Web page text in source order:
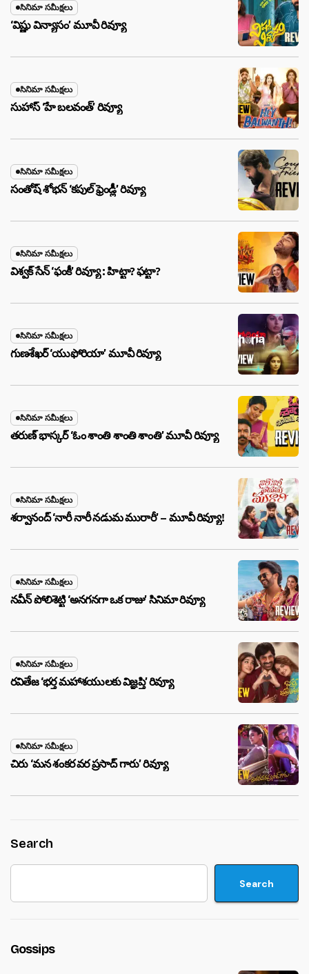
సినిమా సమీక్షలు
‘విష్ణు విన్యాసం’ మూవీ రివ్యూ
సినిమా సమీక్షలు
సుహాస్ ‘హే బలవంత్’ రివ్యూ
సినిమా సమీక్షలు
సంతోష్ శోభన్ ‘కపుల్ ఫ్రెండ్లీ’ రివ్యూ
సినిమా సమీక్షలు
విశ్వక్ సేన్ ‘ఫంకీ’ రివ్యూ : హిట్టా? ఫట్టా?
సినిమా సమీక్షలు
గుణశేఖర్ ‘యుఫోరియా’ మూవీ రివ్యూ
సినిమా సమీక్షలు
తరుణ్ భాస్కర్ ‘ఓం శాంతి శాంతి శాంతి’ మూవీ రివ్యూ
సినిమా సమీక్షలు
శర్వానంద్ ‘నారీ నారీ నడుమ మురారీ’ – మూవీ రివ్యూ!
సినిమా సమీక్షలు
నవీన్ పోలిశెట్టి ‘అనగనగా ఒక రాజు’ సినిమా రివ్యూ
సినిమా సమీక్షలు
రవితేజ ‘భర్త మహాశయులకు విజ్ఞప్తి’ రివ్యూ
సినిమా సమీక్షలు
చిరు ‘మ‌న శంక‌ర వ‌ర ప్ర‌సాద్ గారు’ రివ్యూ
Search
Search
Gossips